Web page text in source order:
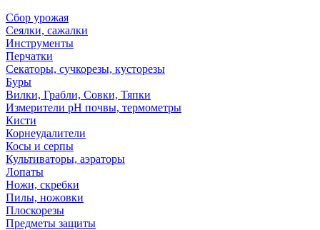
Сбор урожая
Сеялки, сажалки
Инструменты
Перчатки
Секаторы, сучкорезы, кусторезы
Буры
Вилки, Грабли, Совки, Тяпки
Измерители pH почвы, термометры
Кисти
Корнеудалители
Косы и серпы
Культиваторы, аэраторы
Лопаты
Ножи, скребки
Пилы, ножовки
Плоскорезы
Предметы защиты